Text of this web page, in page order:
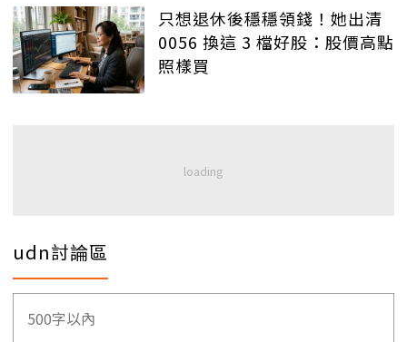
只想退休後穩穩領錢！她出清
0056 換這 3 檔好股：股價高點
照樣買
udn討論區